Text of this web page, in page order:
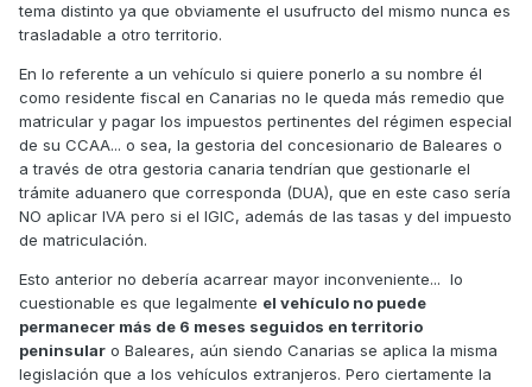
ver la aduana para poder poner la moto a su nombre?
fabrican en Taiwan, es decir, todas son de importación,
igual que las de Francia, Italia, Alemania y restos de países
y no conozco un caso en que no se pueda comprar una
moto por tema de residencia
¿Cuántos ingleses hay con vehículos comprados en
España? ¿y franceses? yo mismo tengo un amigo que
compró una Kymco MyRoad en Italia y la pudo poner a su
Salu2
tema distinto ya que obviamente el usufructo del mismo nunca es
trasladable a otro territorio.
En lo referente a un vehículo si quiere ponerlo a su nombre él
como residente fiscal en Canarias no le queda más remedio que
matricular y pagar los impuestos pertinentes del régimen especial
de su CCAA... o sea, la gestoria del concesionario de Baleares o
a través de otra gestoria canaria tendrían que gestionarle el
trámite aduanero que corresponda (DUA), que en este caso sería
NO aplicar IVA pero si el IGIC, además de las tasas y del impuesto
de matriculación.
Esto anterior no debería acarrear mayor inconveniente... lo
cuestionable es que legalmente el vehículo no puede
permanecer más de 6 meses seguidos en territorio
peninsular o Baleares, aún siendo Canarias se aplica la misma
legislación que a los vehículos extranjeros. Pero ciertamente la